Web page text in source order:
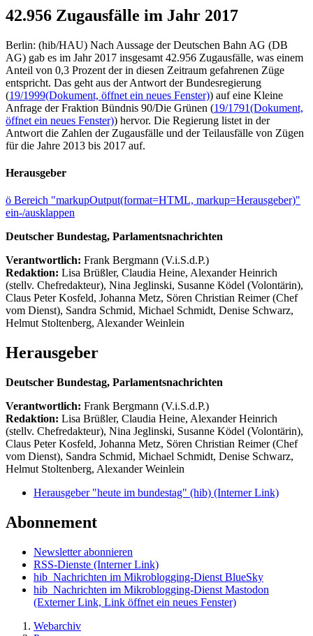
42.956 Zugausfälle im Jahr 2017
Berlin: (hib/HAU) Nach Aussage der Deutschen Bahn AG (DB
AG) gab es im Jahr 2017 insgesamt 42.956 Zugausfälle, was einem
Anteil von 0,3 Prozent der in diesen Zeitraum gefahrenen Züge
entspricht. Das geht aus der Antwort der Bundesregierung
(19/1999(Dokument, öffnet ein neues Fenster)) auf eine Kleine
Anfrage der Fraktion Bündnis 90/Die Grünen (19/1791(Dokument,
öffnet ein neues Fenster)) hervor. Die Regierung listet in der
Antwort die Zahlen der Zugausfälle und der Teilausfälle von Zügen
für die Jahre 2013 bis 2017 auf.
Herausgeber
ö Bereich "markupOutput(format=HTML, markup=Herausgeber)"
ein-/ausklappen
Deutscher Bundestag, Parlamentsnachrichten
Verantwortlich: Frank Bergmann (V.i.S.d.P.)
Redaktion: Lisa Brüßler, Claudia Heine, Alexander Heinrich
(stellv. Chefredakteur), Nina Jeglinski, Susanne Ködel (Volontärin),
Claus Peter Kosfeld, Johanna Metz, Sören Christian Reimer (Chef
vom Dienst), Sandra Schmid, Michael Schmidt, Denise Schwarz,
Helmut Stoltenberg, Alexander Weinlein
Herausgeber
Deutscher Bundestag, Parlamentsnachrichten
Verantwortlich: Frank Bergmann (V.i.S.d.P.)
Redaktion: Lisa Brüßler, Claudia Heine, Alexander Heinrich
(stellv. Chefredakteur), Nina Jeglinski, Susanne Ködel (Volontärin),
Claus Peter Kosfeld, Johanna Metz, Sören Christian Reimer (Chef
vom Dienst), Sandra Schmid, Michael Schmidt, Denise Schwarz,
Helmut Stoltenberg, Alexander Weinlein
Herausgeber "heute im bundestag" (hib) (Interner Link)
Abonnement
Newsletter abonnieren
RSS-Dienste (Interner Link)
hib_Nachrichten im Mikroblogging-Dienst BlueSky
hib_Nachrichten im Mikroblogging-Dienst Mastodon
(Externer Link, Link öffnet ein neues Fenster)
Webarchiv